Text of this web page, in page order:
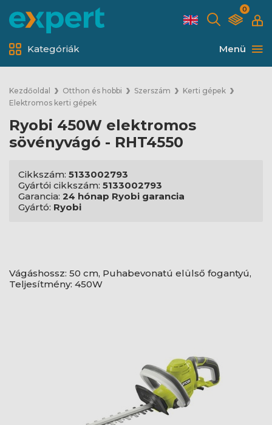
0
Menü
Kategóriák
Kezdőoldal Otthon és hobbi Szerszám
Kerti gépek
Elektromos kerti gépek
Ryobi 450W elektromos
sövényvágó - RHT4550
Cikkszám: 5133002793
Gyártói cikkszám: 5133002793
Garancia: 24 hónap Ryobi garancia
Gyártó: Ryobi
Vágáshossz: 50 cm, Puhabevonatú elülső fogantyú,
Teljesítmény: 450W